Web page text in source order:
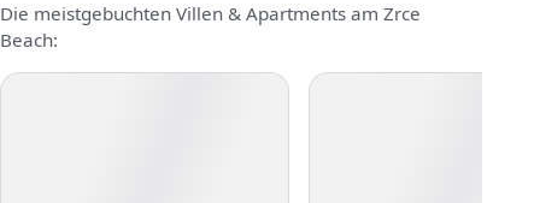
Die meistgebuchten Villen & Apartments am Zrce
Beach: